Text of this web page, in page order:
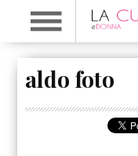
aldo foto